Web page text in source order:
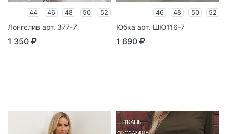
44 46 48 50 52
Лонгслив арт. 377-7
1 350
46 48 50 52
Юбка арт. ШЮ116-7
1 690